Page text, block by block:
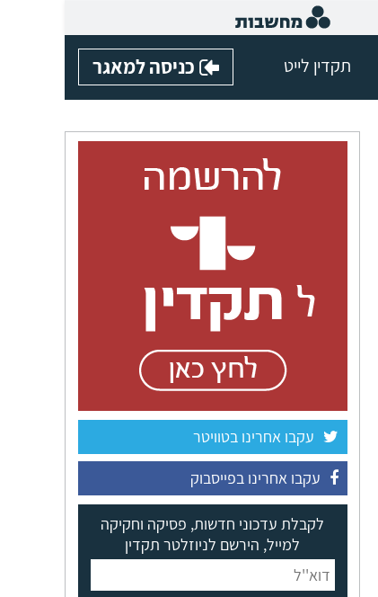
תקדין לייט כניסה למאגר
עקבו אחרינו בטוויטר
עקבו אחרינו בפייסבוק
לקבלת עדכוני חדשות, פסיקה וחקיקה
למייל, הירשם לניוזלטר תקדין